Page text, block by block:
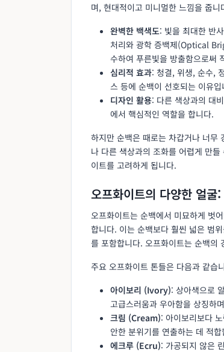
며, 현대적이고 미니멀한 느낌을 줍니
완벽한 백색도: 빛을 최대한 반
처리와 광학 증백제(Optical
수하여 푸른빛을 방출함으로써
심리적 효과: 청결, 위생, 순수,
스 등에 순백이 선호되는 이유입
디자인 활용: 다른 색상과의 대
에서 핵심적인 역할을 합니다.
하지만 순백은 때로는 차갑거나 너무
나 다른 색상과의 조화를 어렵게 만
이트를 고려하게 됩니다.
오프화이트의 다양한 얼굴
오프화이트는 순백에서 미묘하게 벗
합니다. 이는 순백보다 훨씬 넓은 범
를 포함합니다. 오프화이트는 순백의
주요 오프화이트 톤들은 다음과 같습
아이보리 (Ivory): 상아색으로
고급스러움과 우아함을 상징하
크림 (Cream): 아이보리보다
안한 분위기를 연출하는 데 적합
에크루 (Ecru): 가공되지 않은